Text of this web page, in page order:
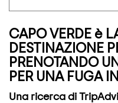
CAPO VERDE è
DESTINAZIONE
PRENOTANDO
PER UNA FUGA
Una ricerca di